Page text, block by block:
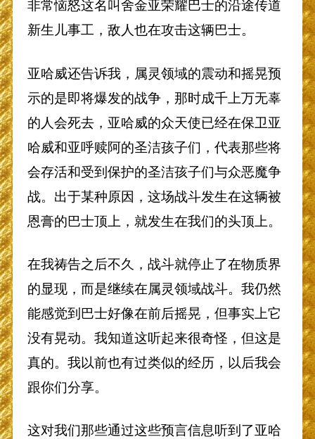
非常恼怒这名叫舍金亚荣耀巴士的沿途传道
新生儿事工，敌人也在攻击这辆巴士。
亚哈威还告诉我，属灵领域的震动和摇晃预
示的是即将爆发的战争，那时成千上万无辜
的人会死去，亚哈威的众天使已经在保卫亚
哈威和亚呼赎阿的圣洁孩子们，代表那些将
会存活和受到保护的圣洁孩子们与众恶魔争
战。出于某种原因，这场战斗发生在这辆被
恩膏的巴士顶上，就发生在我们的头顶上。
在我祷告之后不久，战斗就停止了在物质界
的显现，而是继续在属灵领域战斗。我仍然
能感觉到巴士好像在前后摇晃，但事实上它
没有晃动。我知道这听起来很奇怪，但这是
真的。我以前也有过类似的经历，以后我会
跟你们分享。
这对我们那些通过这些预言信息听到了亚哈